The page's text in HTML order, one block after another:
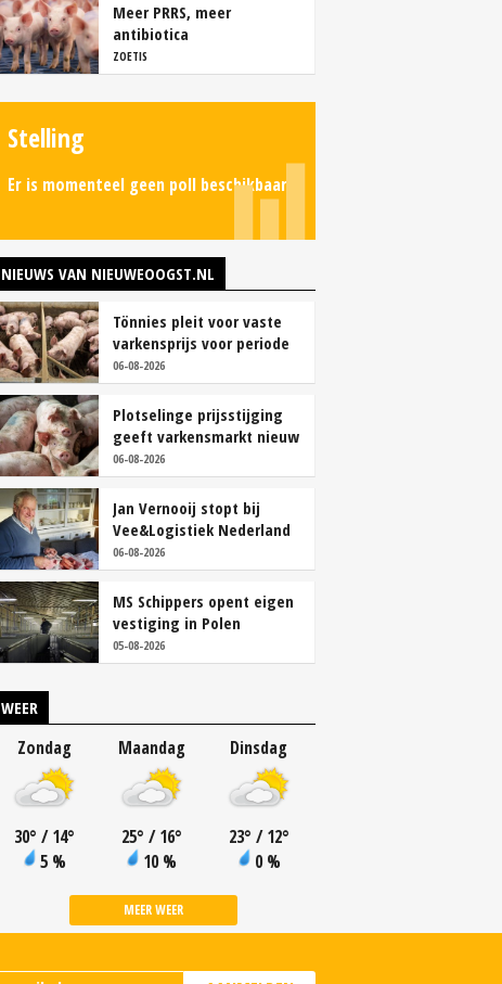
Meer PRRS, meer
antibiotica
ZOETIS
Stelling
Er is momenteel geen poll beschikbaar.
NIEUWS VAN NIEUWEOOGST.NL
Tönnies pleit voor vaste
varkensprijs voor periode
van zes maanden
06-08-2026
Plotselinge prijsstijging
geeft varkensmarkt nieuw
perspectief
06-08-2026
Jan Vernooij stopt bij
Vee&Logistiek Nederland
06-08-2026
MS Schippers opent eigen
vestiging in Polen
05-08-2026
WEER
Zondag
30° / 14°
5 %
Maandag
25° / 16°
10 %
Dinsdag
23° / 12°
0 %
MEER WEER